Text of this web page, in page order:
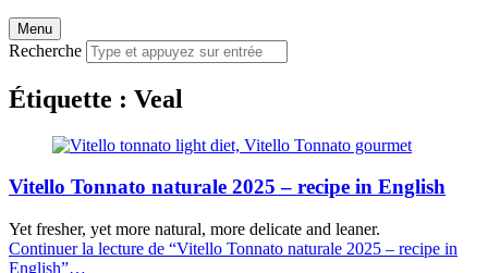
Menu
Recherche
Étiquette : Veal
Vitello Tonnato naturale 2025 – recipe in English
Yet fresher, yet more natural, more delicate and leaner.
Continuer la lecture de “Vitello Tonnato naturale 2025 – recipe in
English”…